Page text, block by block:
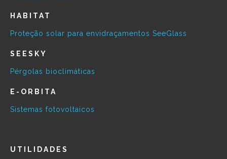
HABITAT
Proteção solar para envidraçamentos SeeGlass
SEESKY
Pérgolas bioclimáticas
E-ORBITA
Sistemas fotovoltaicos
UTILIDADES